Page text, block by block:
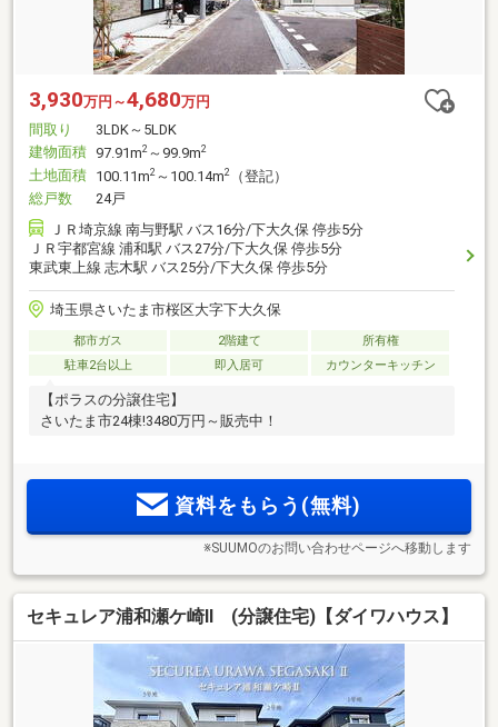
3,930万円～4,680万円
間取り
3LDK～5LDK
建物面積 97.91m2 ～99.9m2
土地面積 100.11m2 ～100.14m2
（登記）
総戸数
24戸
ＪＲ埼京線 南与野駅 バス16分/下大久保 停歩5分
ＪＲ宇都宮線 浦和駅 バス27分/下大久保 停歩5分
東武東上線 志木駅 バス25分/下大久保 停歩5分
埼玉県さいたま市桜区大字下大久保
都市ガス 2階建て
所有権
駐車2台以上
即入居可 カウンターキッチン
【ポラスの分譲住宅】
さいたま市24棟!3480万円～販売中！
資料をもらう(無料)
※SUUMOのお問い合わせページへ移動します
セキュレア浦和瀬ケ崎II (分譲住宅)【ダイワハウス】